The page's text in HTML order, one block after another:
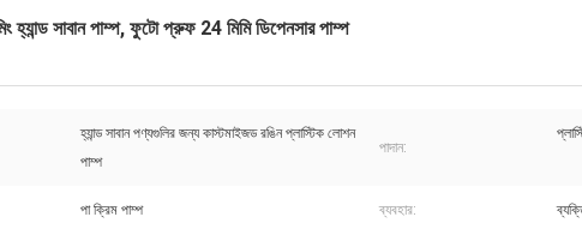
হ্যান্ড সাবান পাম্প, ফুটো প্রুফ 24 মিমি ডিপেনসার পাম্প
হ্যান্ড সাবান পণ্যগুলির জন্য কাস্টমাইজড রঙিন প্লাস্টিক লোশন
পাম্প
পাদান:
পা ক্রিম পাম্প ব্যবহার: